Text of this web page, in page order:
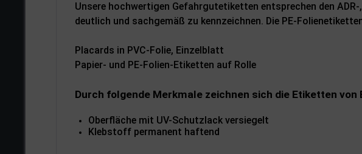
Unsere hochwertigen Gefahrgutetiketten entsprechen den
deutlich und sachgemäß zu kennzeichnen. Die PE-
Placards in PVC-Folie, Einzelblatt
Papier- und PE-Folien-Etiketten auf Rolle
Durch folgende Merkmale zeichnen sich die Etiketten von
Oberfläche mit UV-Schutzlack versiegelt
Klebstoff permanent haftend